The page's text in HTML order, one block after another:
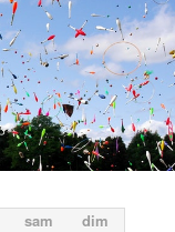
sam dim